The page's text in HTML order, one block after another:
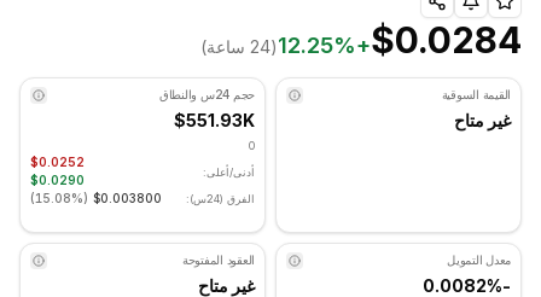
$0.0284
+
12.25% (24 ساعة)
القيمة السوقية
غير متاح
حجم 24س والنطاق
$551.93K
0
أدنى/أعلى:
$0.0252
$0.0290
الفرق (24س): $0.003800
(
15.08%
)
معدل التمويل
-0.0082%
العقود المفتوحة
غير متاح